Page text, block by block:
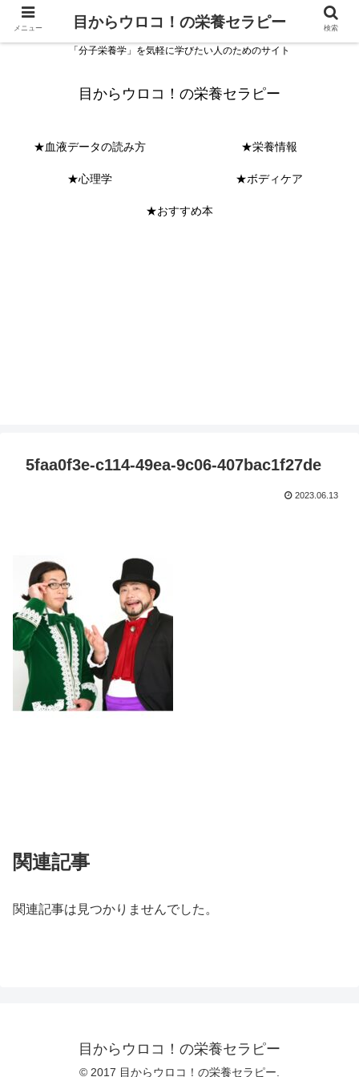
「分子栄養学」を気軽に学びたい人のためのサイト
目からウロコ！の栄養セラピー
★血液データの読み方 ★栄養情報
★心理学 ★ボディケア
★おすすめ本
5faa0f3e-c114-49ea-9c06-407bac1f27de
2023.06.13
関連記事
関連記事は見つかりませんでした。
目からウロコ！の栄養セラピー
© 2017 目からウロコ！の栄養セラピー.
メニュー 目からウロコ！の栄養セラピー 検索